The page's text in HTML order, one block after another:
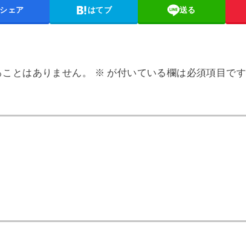
シェア はてブ 送る
とはありません。 ※ が付いている欄は必須項目です